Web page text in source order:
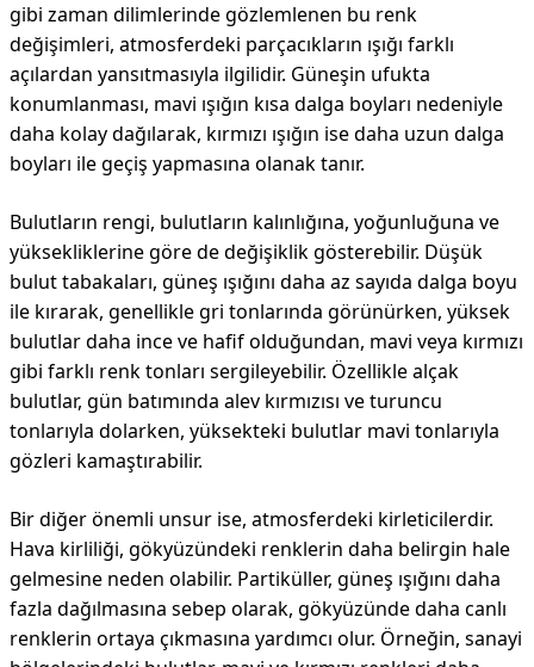
gibi zaman dilimlerinde gözlemlenen bu renk
değişimleri, atmosferdeki parçacıkların ışığı farklı
açılardan yansıtmasıyla ilgilidir. Güneşin ufukta
konumlanması, mavi ışığın kısa dalga boyları nedeniyle
daha kolay dağılarak, kırmızı ışığın ise daha uzun dalga
boyları ile geçiş yapmasına olanak tanır.
Bulutların rengi, bulutların kalınlığına, yoğunluğuna ve
yüksekliklerine göre de değişiklik gösterebilir. Düşük
bulut tabakaları, güneş ışığını daha az sayıda dalga boyu
ile kırarak, genellikle gri tonlarında görünürken, yüksek
bulutlar daha ince ve hafif olduğundan, mavi veya kırmızı
gibi farklı renk tonları sergileyebilir. Özellikle alçak
bulutlar, gün batımında alev kırmızısı ve turuncu
tonlarıyla dolarken, yüksekteki bulutlar mavi tonlarıyla
gözleri kamaştırabilir.
Bir diğer önemli unsur ise, atmosferdeki kirleticilerdir.
Hava kirliliği, gökyüzündeki renklerin daha belirgin hale
gelmesine neden olabilir. Partiküller, güneş ışığını daha
fazla dağılmasına sebep olarak, gökyüzünde daha canlı
renklerin ortaya çıkmasına yardımcı olur. Örneğin, sanayi